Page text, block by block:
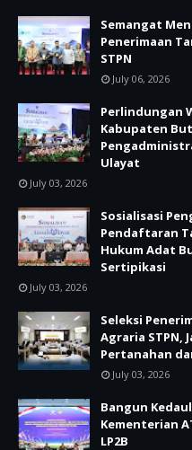
Semangat
Penerimaan
STPN
July 06, 2026
Perlindungan
Kabupaten
Ulayat
July 03, 2026
Sosialisasi
Pendaftaran
Hukum Adat
Sertipikasi
July 03, 2026
Seleksi
Agraria STPN,
Pertanahan
July 03, 2026
Bangun
Kementerian
LP2B